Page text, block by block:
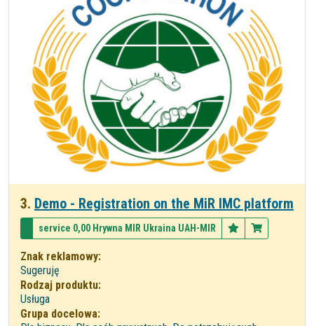
3. Demo - Registration on the MiR IMC platform
service 0,00 Hrywna MIR Ukraina UAH-MIR
Znak reklamowy:
Sugeruję
Rodzaj produktu:
Usługa
Grupa docelowa: